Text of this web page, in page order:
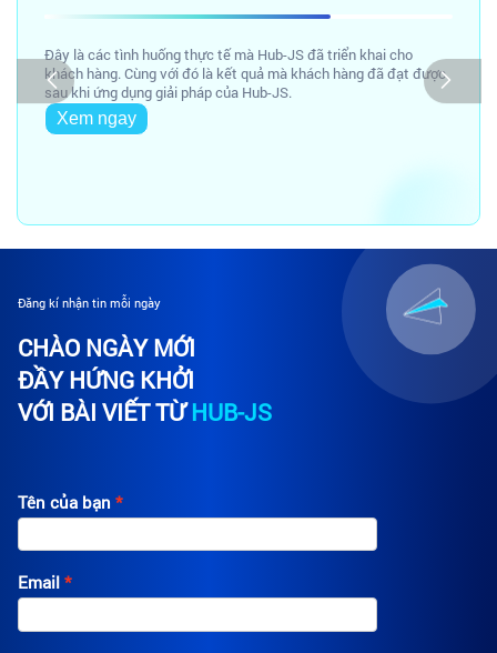
Đây là các tình huống thực tế mà Hub-JS đã triển khai cho
khách hàng. Cùng với đó là kết quả mà khách hàng đã đạt được
sau khi ứng dụng giải pháp của Hub-JS.
Xem ngay
Đăng kí nhận tin mỗi ngày
CHÀO NGÀY MỚI
ĐẦY HỨNG KHỞI
VỚI BÀI VIẾT TỪHUB-JS
Tên của bạn
Email